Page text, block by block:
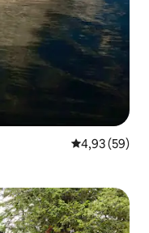
Évaluation
4,93 (59)